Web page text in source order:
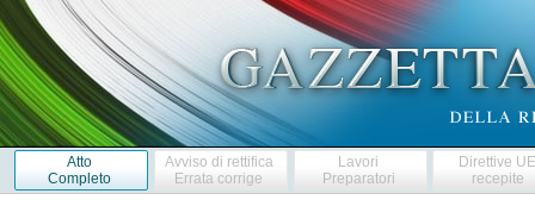
Atto
Completo
Avviso di rettifica
Errata corrige
Lavori
Preparatori
Direttive
recepite